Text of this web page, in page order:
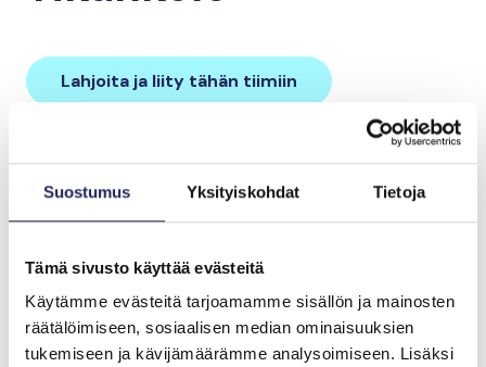
Suostumus Yksityiskohdat Tietoja
Tämä sivusto käyttää evästeitä
Käytämme evästeitä tarjoamamme sisällön ja mainosten
räätälöimiseen, sosiaalisen median ominaisuuksien
tukemiseen ja kävijämäärämme analysoimiseen. Lisäksi
Lahjoita ja liity tähän tiimiin
Tiimin lahjoitukset yhteensä:
Tiimille tehdyt
lahjoitukset